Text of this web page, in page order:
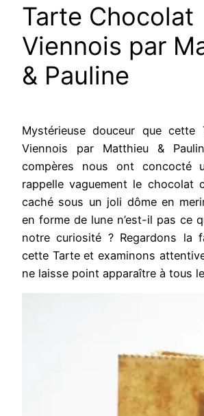
Tarte Chocolat
Viennois par
& Pauline
Mystérieuse douceur que cette
Viennois par Matthieu &
compères nous ont concocté
rappelle vaguement le chocolat
caché sous un joli dôme en
en forme de lune n’est-il pas ce
notre curiosité ? Regardons la
cette Tarte et examinons
ne laisse point apparaître à tous